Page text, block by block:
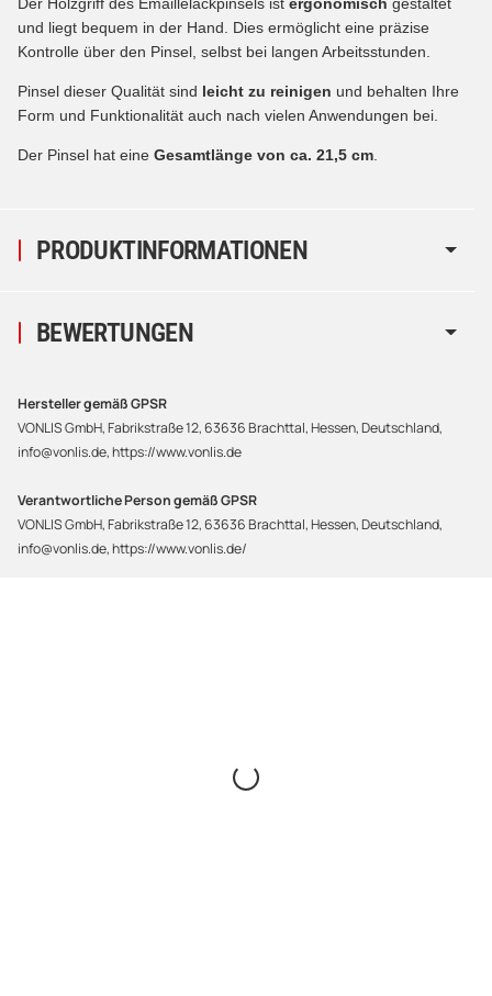
PRODUKTINFORMATIONEN
und liegt bequem in der Hand. Dies ermöglicht eine präzise
Kontrolle über den Pinsel, selbst bei langen Arbeitsstunden.
Pinsel dieser Qualität sind leicht zu reinigen und behalten Ihre
Form und Funktionalität auch nach vielen Anwendungen bei.
Der Pinsel hat eine Gesamtlänge von ca. 21,5 cm
BEWERTUNGEN
Hersteller gemäß GPSR
VONLIS GmbH, Fabrikstraße 12, 63636 Brachttal, Hessen, Deutschland,
info@vonlis.de, https://www.vonlis.de
Verantwortliche Person gemäß GPSR
VONLIS GmbH, Fabrikstraße 12, 63636 Brachttal, Hessen, Deutschland,
info@vonlis.de, https://www.vonlis.de/